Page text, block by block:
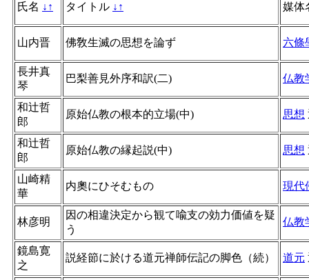
氏名 ↓ ↑ タイトル ↓ ↑ 媒体
山内晋 佛敎生滅の思想を論ず 六條
長井真
琴
巴梨善見外序和訳(二) 仏教
和辻哲
郎
原始仏教の根本的立場(中) 思想
和辻哲
郎
原始仏教の縁起説(中) 思想
山崎精
華
内奧にひそむもの 現代
林彦明
因の相違決定から観て喩支の効力価値を疑
う
仏教
鏡島寛
之
説経節に於ける道元禅師伝記の脚色（続） 道元